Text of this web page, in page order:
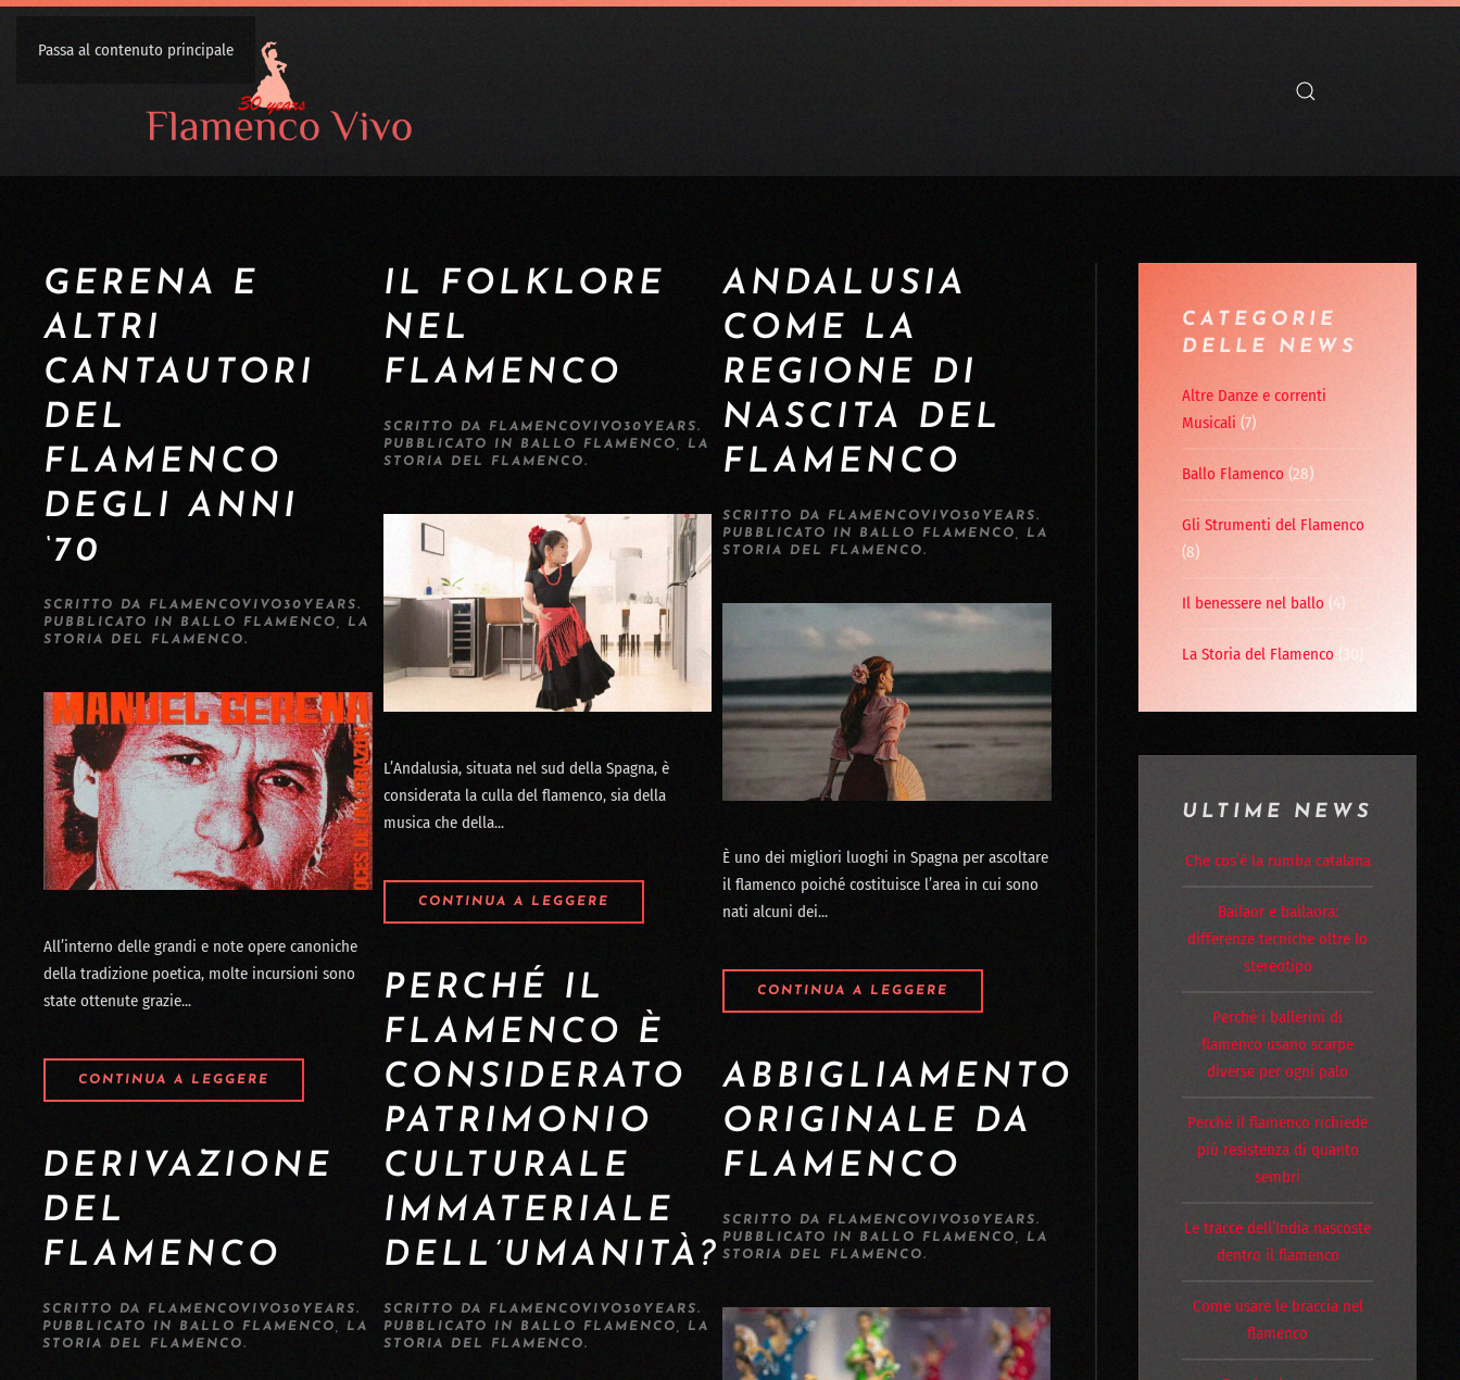
Passa al contenuto principale
GERENA E
ALTRI
CANTAUTORI
DEL
FLAMENCO
DEGLI ANNI
‘70
SCRITTO DA FLAMENCOVIVO30YEARS.
PUBBLICATO IN BALLO FLAMENCO
LA
STORIA DEL FLAMENCO.
All’interno delle grandi e note opere canoniche
della tradizione poetica, molte incursioni sono
state ottenute grazie...
CONTINUA A LEGGERE
IL FOLKLORE
NEL
FLAMENCO
SCRITTO DA FLAMENCOVIVO30YEARS.
PUBBLICATO IN BALLO FLAMENCO
LA
STORIA DEL FLAMENCO.
L’Andalusia, situata nel sud della Spagna, è
considerata la culla del flamenco, sia della
musica che della...
CONTINUA A LEGGERE
ANDALUSIA
COME LA
REGIONE DI
NASCITA DEL
FLAMENCO
SCRITTO DA FLAMENCOVIVO30YEARS.
PUBBLICATO IN BALLO FLAMENCO ,LA
STORIA DEL FLAMENCO.
È uno dei migliori luoghi in Spagna per ascoltare
il flamenco poiché costituisce l’area in cui sono
nati alcuni dei...
CONTINUA A LEGGERE
PERCHÉ IL
FLAMENCO È
CONSIDERATO
PATRIMONIO
CULTURALE
IMMATERIALE
DELL’UMANITÀ?
SCRITTO DA FLAMENCOVIVO30YEARS.
PUBBLICATO IN BALLO FLAMENCO
LA
STORIA DEL FLAMENCO.
ABBIGLIAMENTO
ORIGINALE DA
FLAMENCO
SCRITTO DA FLAMENCOVIVO30YEARS.
PUBBLICATO IN
BALLO FLAMENCO
LA
STORIA DEL FLAMENCO.
DERIVAZIONE
DEL
FLAMENCO
SCRITTO DA FLAMENCOVIVO30YEARS.
PUBBLICATO INBALLO FLAMENCO
LA
STORIA DEL FLAMENCO.
CATEGORIE
DELLE NEWS
Altre Danze e correnti
Musicali (7)
Ballo Flamenco (28)
Gli Strumenti del Flamenco
(8)
Il benessere nel ballo (4)
La Storia del Flamenco (30)
ULTIME NEWS
Che cos’è la rumba catalana
Bailaor e bailaora:
differenze tecniche oltre lo
stereotipo
Perché i ballerini di
flamenco usano scarpe
diverse per ogni palo
Perché il flamenco richiede
più resistenza di quanto
sembri
Le tracce dell’India nascoste
dentro il flamenco
Come usare le braccia nel
flamenco